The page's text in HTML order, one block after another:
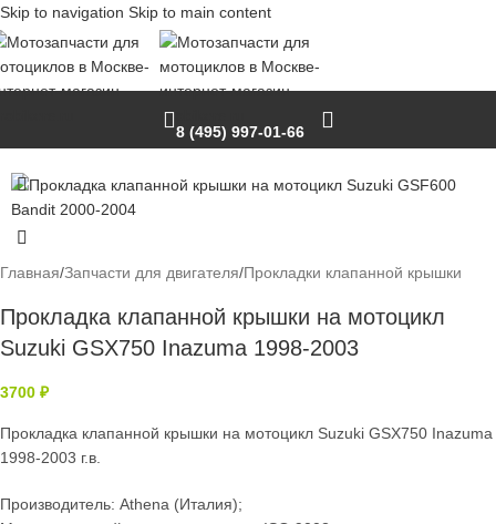
Skip to navigation Skip to main content
8 (495) 997-01-66
Главная/Запчасти для двигателя/Прокладки клапанной крышки
Прокладка клапанной крышки на мотоцикл
Suzuki GSX750 Inazuma 1998-2003
3700 ₽
Прокладка клапанной крышки на мотоцикл Suzuki GSX750 Inazuma
1998-2003 г.в.
Производитель: Athena (Италия);